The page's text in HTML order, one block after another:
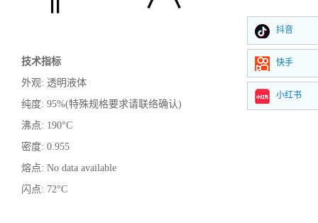
技术指标
外观: 透明液体
纯度: 95%(特殊规格要求请联络确认)
沸点: 190°C
密度: 0.955
熔点: No data available
闪点: 72°C
抖音
快手
小红书